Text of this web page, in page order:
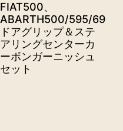
FIAT500、
ABARTH500/595/695
ドアグリップ＆ステ
アリングセンターカ
ーボンガーニッシュ
セット